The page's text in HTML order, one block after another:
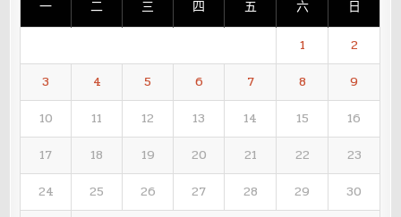
一 二 三 四 五 六 日
1
2
3
4 5 6 7 8
9
10
11 12 13 14 15
16
17
18 19 20 21 22
23
24
25 26 27 28 29
30